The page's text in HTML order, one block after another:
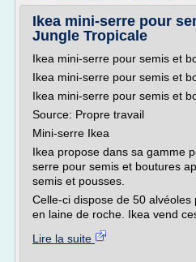
Ikea mini-serre pour
Jungle Tropicale
Ikea mini-serre pour semis et
Ikea mini-serre pour semis et
Ikea mini-serre pour semis et
Source: Propre travail
Mini-serre Ikea
Ikea propose dans sa gamme
serre pour semis et boutures
semis et pousses.
Celle-ci dispose de 50
en laine de roche. Ikea vend
Lire la suite